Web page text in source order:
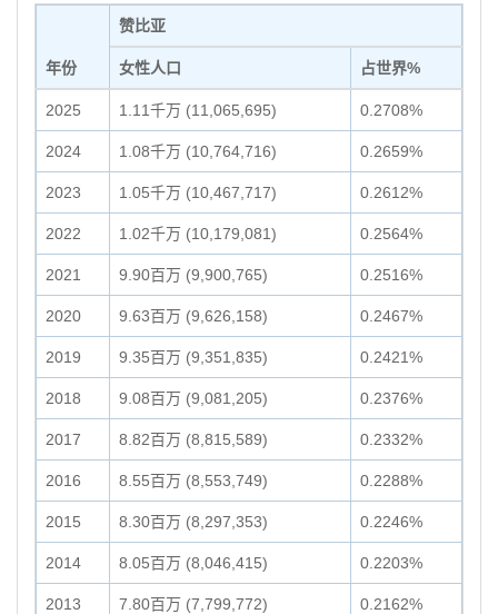
年份
赞比亚
女性人口 占世界%
2025 1.11千万 (11,065,695) 0.2708%
2024 1.08千万 (10,764,716) 0.2659%
2023 1.05千万 (10,467,717) 0.2612%
2022 1.02千万 (10,179,081) 0.2564%
2021 9.90百万 (9,900,765) 0.2516%
2020 9.63百万 (9,626,158) 0.2467%
2019 9.35百万 (9,351,835) 0.2421%
2018 9.08百万 (9,081,205) 0.2376%
2017 8.82百万 (8,815,589) 0.2332%
2016 8.55百万 (8,553,749) 0.2288%
2015 8.30百万 (8,297,353) 0.2246%
2014 8.05百万 (8,046,415) 0.2203%
2013 7.80百万 (7,799,772) 0.2162%